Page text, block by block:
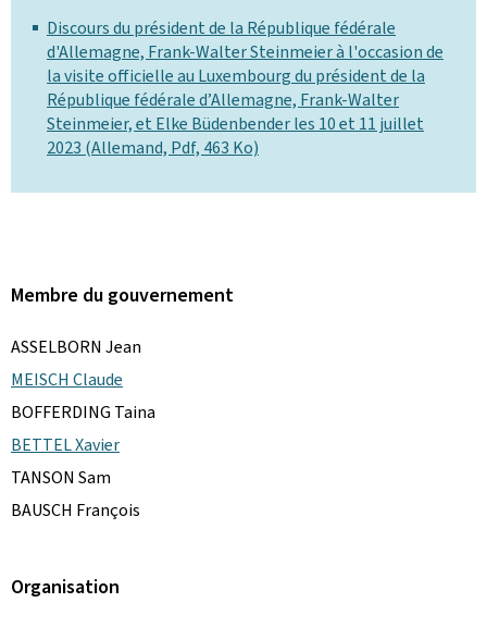
Discours du président de la République fédérale
d'Allemagne, Frank-Walter Steinmeier à l'occasion de
la visite officielle au Luxembourg du président de la
République fédérale d’Allemagne, Frank-Walter
Steinmeier, et Elke Büdenbender les 10 et 11 juillet
2023 (Allemand, Pdf, 463 Ko)
Membre du gouvernement
ASSELBORN Jean
MEISCH Claude
BOFFERDING Taina
BETTEL Xavier
TANSON Sam
BAUSCH François
Organisation